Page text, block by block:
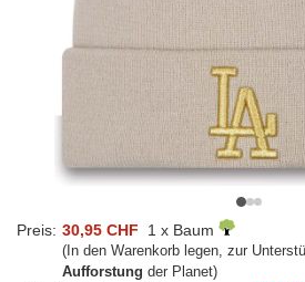
Preis: 30,95 CHF 1 x Baum
(In den Warenkorb legen, zur
Aufforstung der Planet)